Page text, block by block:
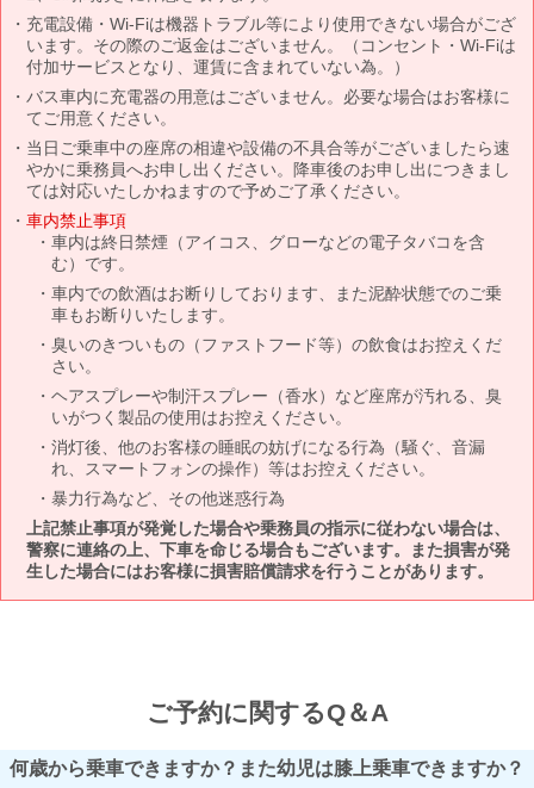
充電設備・Wi-Fiは機器トラブル等により使用できない場合がござ
います。その際のご返金はございません。（コンセント・Wi-Fiは
付加サービスとなり、運賃に含まれていない為。）
バス車内に充電器の用意はございません。必要な場合はお客様に
てご用意ください。
当日ご乗車中の座席の相違や設備の不具合等がございましたら速
やかに乗務員へお申し出ください。降車後のお申し出につきまし
ては対応いたしかねますので予めご了承ください。
車内禁止事項
車内は終日禁煙（アイコス、グローなどの電子タバコを含
む）です。
車内での飲酒はお断りしております、また泥酔状態でのご乗
車もお断りいたします。
臭いのきついもの（ファストフード等）の飲食はお控えくだ
さい。
ヘアスプレーや制汗スプレー（香水）など座席が汚れる、臭
いがつく製品の使用はお控えください。
消灯後、他のお客様の睡眠の妨げになる行為（騒ぐ、音漏
れ、スマートフォンの操作）等はお控えください。
暴力行為など、その他迷惑行為
上記禁止事項が発覚した場合や乗務員の指示に従わない場合は、
警察に連絡の上、下車を命じる場合もございます。また損害が発
生した場合にはお客様に損害賠償請求を行うことがあります。
ご予約に関するQ＆A
何歳から乗車できますか？また幼児は膝上乗車できますか？